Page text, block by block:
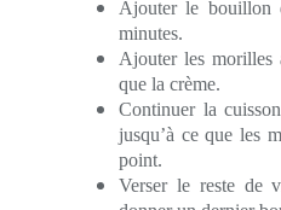
Ajouter le bouillon
minutes.
Ajouter les morilles
que la crème.
Continuer la
jusqu’à ce que les
point.
Verser le reste de